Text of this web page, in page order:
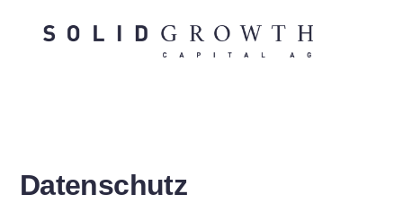
Datenschutz